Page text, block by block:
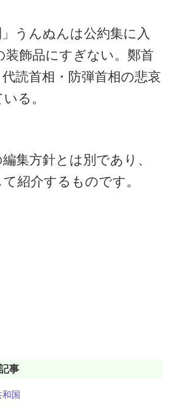
うんぬんは公約集に入
装飾品にすぎない。鄭首
読首相・防弾首相の悲哀
る。
集方針とは別であり、
紹介するものです。
事
和国